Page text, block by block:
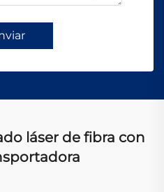
láser de fibra con